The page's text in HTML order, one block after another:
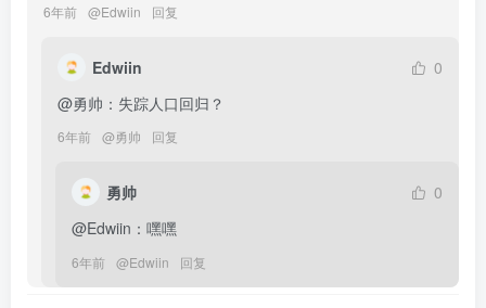
6年前 @Edwiin 回复
Edwiin
0
@勇帅：失踪人口回归？
6年前 @勇帅 回复
勇帅
0
@Edwiin：嘿嘿
6年前 @Edwiin 回复